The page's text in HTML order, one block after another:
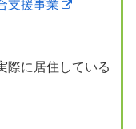
支援事業
際に居住している